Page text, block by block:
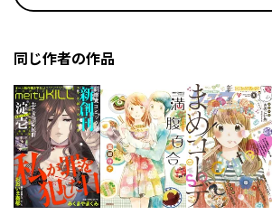
同じ作者の作品